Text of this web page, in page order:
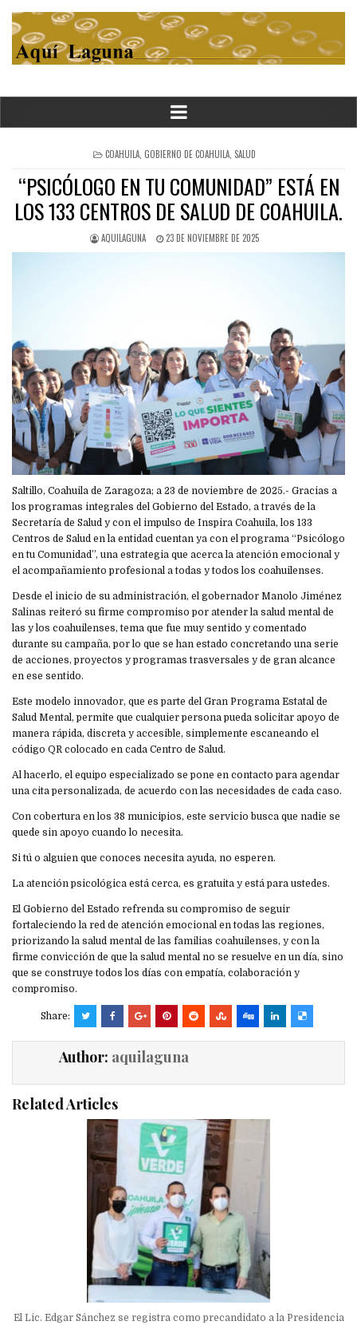
POSTED
IN
COAHUILA GOBIERNO DE COAHUILA SALUD
“PSICÓLOGO EN TU COMUNIDAD” ESTÁ EN
LOS 133 CENTROS DE SALUD DE COAHUILA.
AQUILAGUNA 23 DE NOVIEMBRE DE 2025
Saltillo, Coahuila de Zaragoza; a 23 de noviembre de 2025.- Gracias a
los programas integrales del Gobierno del Estado, a través de la
Secretaría de Salud y con el impulso de Inspira Coahuila, los 133
Centros de Salud en la entidad cuentan ya con el programa “Psicólogo
en tu Comunidad”, una estrategia que acerca la atención emocional y
el acompañamiento profesional a todas y todos los coahuilenses.
Desde el inicio de su administración, el gobernador Manolo Jiménez
Salinas reiteró su firme compromiso por atender la salud mental de
las y los coahuilenses, tema que fue muy sentido y comentado
durante su campaña, por lo que se han estado concretando una serie
de acciones, proyectos y programas trasversales y de gran alcance
en ese sentido.
Este modelo innovador, que es parte del Gran Programa Estatal de
Salud Mental, permite que cualquier persona pueda solicitar apoyo de
manera rápida, discreta y accesible, simplemente escaneando el
código QR colocado en cada Centro de Salud.
Al hacerlo, el equipo especializado se pone en contacto para agendar
una cita personalizada, de acuerdo con las necesidades de cada caso.
Con cobertura en los 38 municipios, este servicio busca que nadie se
quede sin apoyo cuando lo necesita.
Si tú o alguien que conoces necesita ayuda, no esperen.
La atención psicológica está cerca, es gratuita y está para ustedes.
El Gobierno del Estado refrenda su compromiso de seguir
fortaleciendo la red de atención emocional en todas las regiones,
priorizando la salud mental de las familias coahuilenses, y con la
firme convicción de que la salud mental no se resuelve en un día, sino
que se construye todos los días con empatía, colaboración y
compromiso.
Share:
Author: aquilaguna
Related Articles
El Lic. Edgar Sánchez se registra como precandidato a la Presidencia